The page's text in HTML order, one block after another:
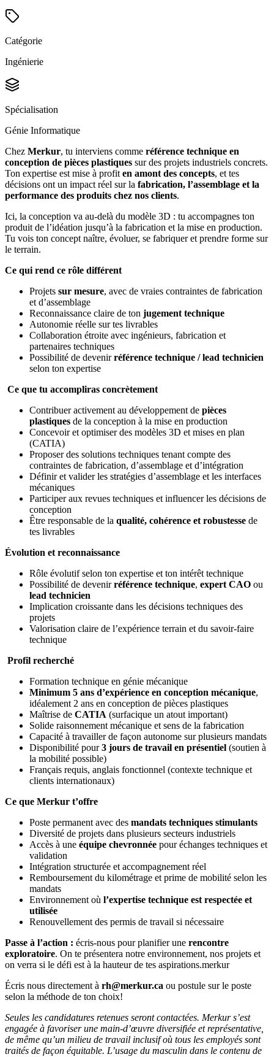
Catégorie
Ingénierie
Spécialisation
Génie Informatique
Chez Merkur, tu interviens comme référence technique en
conception de pièces plastiques sur des projets industriels concrets.
Ton expertise est mise à profit en amont des concepts, et tes
décisions ont un impact réel sur la fabrication, l’assemblage et la
performance des produits chez nos clients.
Ici, la conception va au‑delà du modèle 3D : tu accompagnes ton
produit de l’idéation jusqu’à la fabrication et la mise en production.
Tu vois ton concept naître, évoluer, se fabriquer et prendre forme sur
le terrain.
Ce qui rend ce rôle différent
Projets sur mesure, avec de vraies contraintes de fabrication
et d’assemblage
Reconnaissance claire de ton jugement technique
Autonomie réelle sur tes livrables
Collaboration étroite avec ingénieurs, fabrication et
partenaires techniques
Possibilité de devenirréférence technique / lead technicien
selon ton expertise
Ce que tu accompliras concrètement
Contribuer activement au développement de pièces
plastiques de la conception à la mise en production
Concevoir et optimiser des modèles 3D et mises en plan
(CATIA)
Proposer des solutions techniques tenant compte des
contraintes de fabrication, d’assemblage et d’intégration
Définir et valider les stratégies d’assemblage et les interfaces
mécaniques
Participer aux revues techniques et influencer les décisions de
conception
Être responsable de la qualité, cohérence et robustesse de
tes livrables
Évolution et reconnaissance
Rôle évolutif selon ton expertise et ton intérêt technique
Possibilité de devenirréférence technique, expert CAO ou
lead technicien
Implication croissante dans les décisions techniques des
projets
Valorisation claire de l’expérience terrain et du savoir-faire
technique
Profil recherché
Formation technique en génie mécanique
Minimum 5 ans d’expérience en conception mécanique,
idéalement 2 ans en conception de pièces plastiques
Maîtrise de CATIA (surfacique un atout important)
Solide raisonnement mécanique et sens de la fabrication
Capacité à travailler de façon autonome sur plusieurs mandats
Disponibilité pour3 jours de travail en présentiel (soutien à
la mobilité possible)
Français requis, anglais fonctionnel (contexte technique et
clients internationaux)
Ce que Merkur t’offre
Poste permanent avec des mandats techniques stimulants
Diversité de projets dans plusieurs secteurs industriels
Accès à une équipe chevronnée pour échanges techniques et
validation
Intégration structurée et accompagnement réel
Remboursement du kilométrage et prime de mobilité selon les
mandats
Environnement où l’expertise technique est respectée et
utilisée
Renouvellement des permis de travail si nécessaire
Passe à l’action : écris-nous pour planifier une rencontre
exploratoire. On te présentera notre environnement, nos projets et
on verra si le défi est à la hauteur de tes aspirations.merkur
Écris nous directement à rh@merkur.ca ou postule sur le poste
selon la méthode de ton choix!
Seules les candidatures retenues seront contactées. Merkur s’est
engagée à favoriser une main-d’œuvre diversifiée et représentative,
de même qu’un milieu de travail inclusif où tous les employés sont
traités de façon équitable. L’usage du masculin dans le contenu de